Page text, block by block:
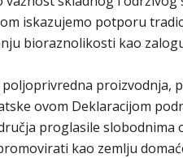
iskazujemo potporu
bioraznolikosti kao
proizvodnja,
ovom Deklaracijom
proglasile slobodnima
kao zemlju